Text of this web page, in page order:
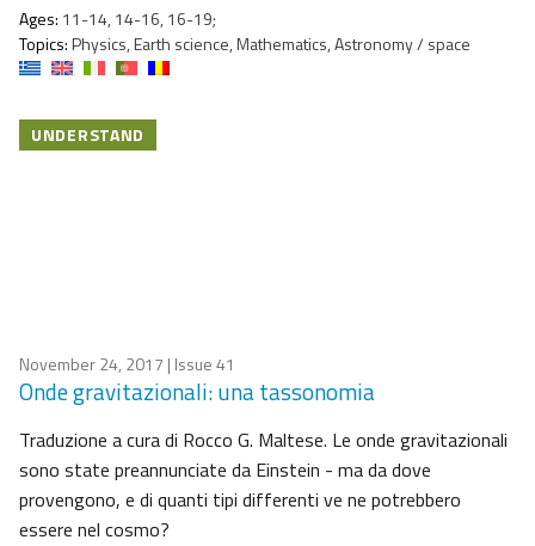
Ages: 11-14, 14-16, 16-19;
Topics:Physics, Earth science, Mathematics, Astronomy / space
UNDERSTAND
November 24, 2017 | Issue 41
Onde gravitazionali: una tassonomia
Traduzione a cura di Rocco G. Maltese. Le onde gravitazionali
sono state preannunciate da Einstein - ma da dove
provengono, e di quanti tipi differenti ve ne potrebbero
essere nel cosmo?